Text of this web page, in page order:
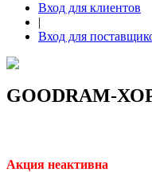
Вход для клиентов
|
Вход для
GOODRAM-
Акция неактивна